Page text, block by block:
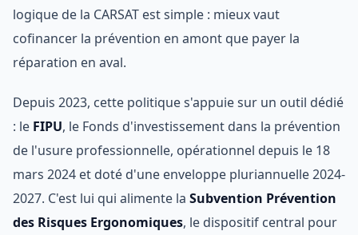
logique de la CARSAT est simple : mieux vaut
cofinancer la prévention en amont que payer la
réparation en aval.
Depuis 2023, cette politique s'appuie sur un outil dédié
: le FIPU, le Fonds d'investissement dans la prévention
de l'usure professionnelle, opérationnel depuis le 18
mars 2024 et doté d'une enveloppe pluriannuelle 2024-
2027. C'est lui qui alimente la Subvention Prévention
des Risques Ergonomiques, le dispositif central pour